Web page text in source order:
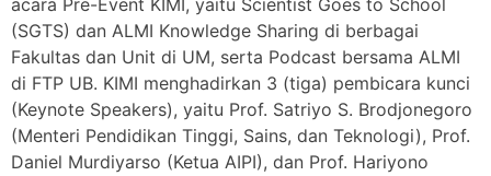
acara Pre-Event KIMI, yaitu Scientist Goes to School
(SGTS) dan ALMI Knowledge Sharing di berbagai
Fakultas dan Unit di UM, serta Podcast bersama ALMI
di FTP UB. KIMI menghadirkan 3 (tiga) pembicara kunci
(Keynote Speakers), yaitu Prof. Satriyo S. Brodjonegoro
(Menteri Pendidikan Tinggi, Sains, dan Teknologi), Prof.
Daniel Murdiyarso (Ketua AIPI), dan Prof. Hariyono